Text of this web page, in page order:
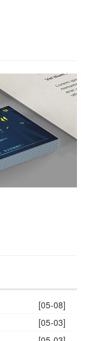
[05-08]
[05-03]